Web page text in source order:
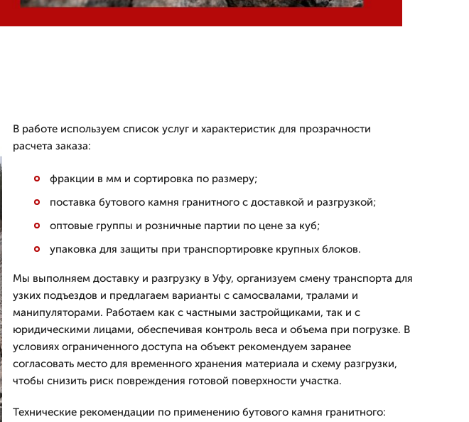
В работе используем список услуг и характеристик для прозрачности
расчета заказа:
фракции в мм и сортировка по размеру;
поставка бутового камня гранитного с доставкой и разгрузкой;
оптовые группы и розничные партии по цене за куб;
упаковка для защиты при транспортировке крупных блоков.
Мы выполняем доставку и разгрузку в Уфу, организуем смену транспорта для
узких подъездов и предлагаем варианты с самосвалами, тралами и
манипуляторами. Работаем как с частными застройщиками, так и с
юридическими лицами, обеспечивая контроль веса и объема при погрузке. В
условиях ограниченного доступа на объект рекомендуем заранее
согласовать место для временного хранения материала и схему разгрузки,
чтобы снизить риск повреждения готовой поверхности участка.
Технические рекомендации по применению бутового камня гранитного: